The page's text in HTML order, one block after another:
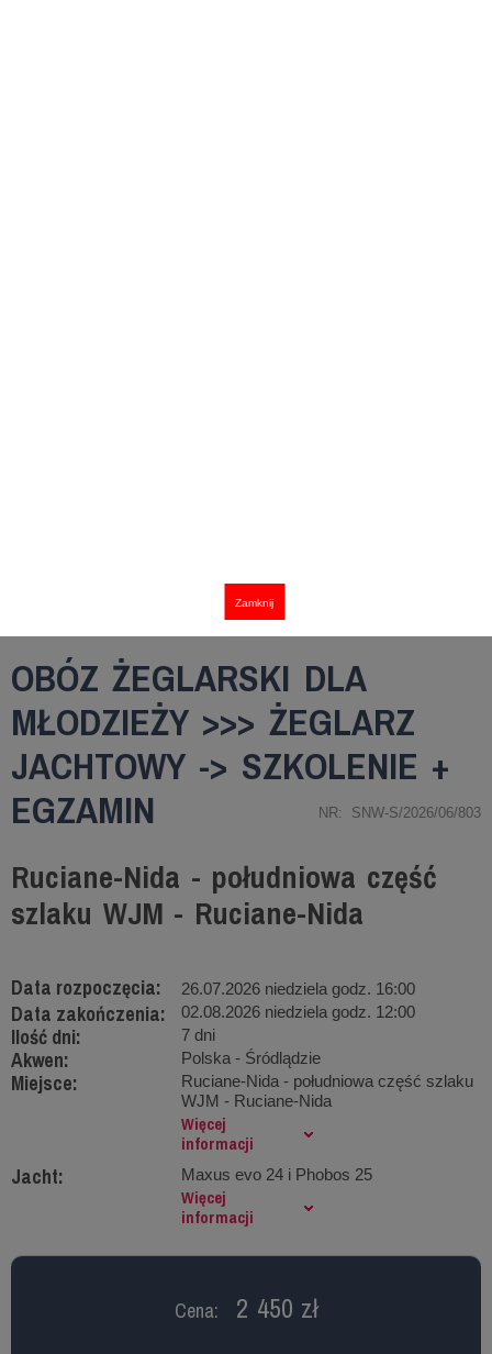
Zamknij
OBÓZ ŻEGLARSKI DLA
MŁODZIEŻY >>> ŻEGLARZ
JACHTOWY -> SZKOLENIE +
EGZAMIN
NR: SNW-S/2026/06/803
Ruciane-Nida - południowa część
szlaku WJM - Ruciane-Nida
Data rozpoczęcia: 26.07.2026 niedziela godz. 16:00
Data zakończenia: 02.08.2026 niedziela godz. 12:00
Ilość dni: 7 dni
Akwen: Polska - Śródlądzie
Miejsce:
Ruciane-Nida - południowa część szlaku
WJM - Ruciane-Nida
Więcej
informacji
Jacht: Maxus evo 24 i Phobos 25
Więcej
informacji
Cena: 2 450 zł